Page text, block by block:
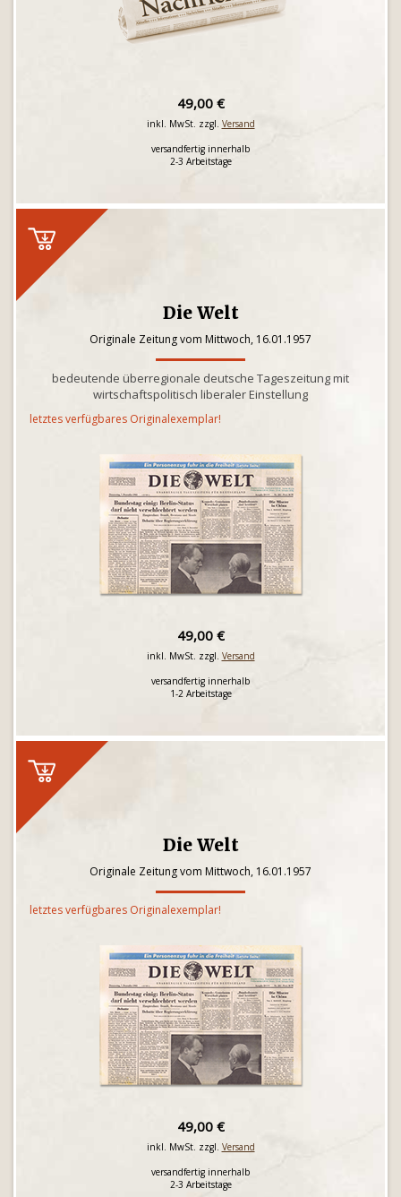
49,00 €
inkl. MwSt. zzgl. Versand
versandfertig innerhalb
2-3 Arbeitstage
Die Welt
Originale Zeitung vom Mittwoch, 16.01.1957
bedeutende überregionale deutsche Tageszeitung mit
wirtschaftspolitisch liberaler Einstellung
letztes verfügbares Originalexemplar!
49,00 €
inkl. MwSt. zzgl. Versand
versandfertig innerhalb
1-2 Arbeitstage
Die Welt
Originale Zeitung vom Mittwoch, 16.01.1957
letztes verfügbares Originalexemplar!
49,00 €
inkl. MwSt. zzgl. Versand
versandfertig innerhalb
2-3 Arbeitstage